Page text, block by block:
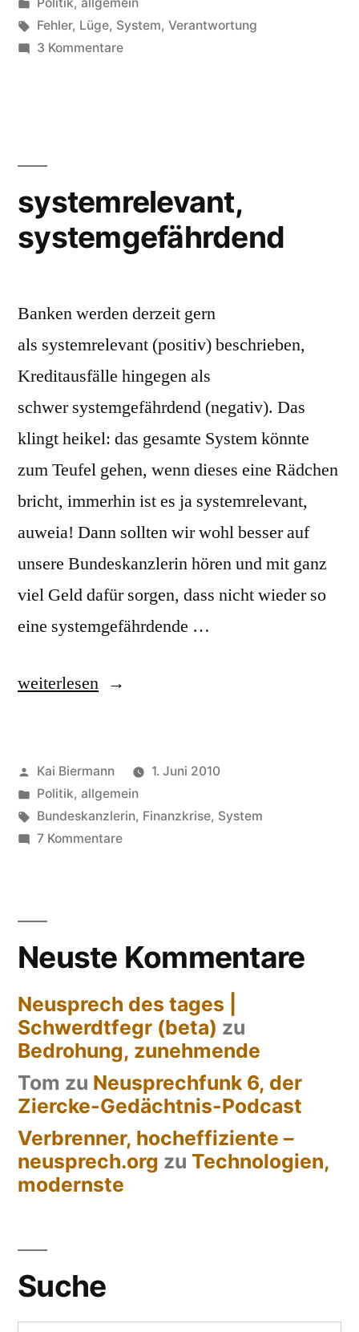
in
Schlagwörter:
Fehler, Lüge, System, Verantwortung
3 Kommentarezu
systemrelevant,
systemgefährdend
Banken werden derzeit gern
als systemrelevant (positiv) beschrieben,
Kreditausfälle hingegen als
schwer systemgefährdend (negativ). Das
klingt heikel: das gesamte System könnte
zum Teufel gehen, wenn dieses eine Rädchen
bricht, immerhin ist es ja systemrelevant,
auweia! Dann sollten wir wohl besser auf
unsere Bundeskanzlerin hören und mit ganz
viel Geld dafür sorgen, dass nicht wieder so
eine systemgefährdende …
„systemrelevant,
weiterlesen
Veröffentlicht
von
Kai Biermann
1. Juni 2010
Veröffentlicht
in
Politik, allgemein
Schlagwörter:
Bundeskanzlerin, Finanzkrise, System
7 Kommentarezu
Neuste Kommentare
Neusprech des tages |
Schwerdtfegr (beta) zu
Bedrohung, zunehmende
Tom zu Neusprechfunk 6, der
Ziercke-Gedächtnis-Podcast
Verbrenner, hocheffiziente –
neusprech.org zu Technologien,
modernste
Suche